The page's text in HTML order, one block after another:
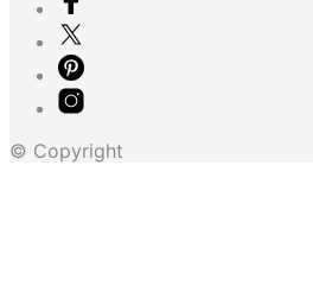
© Copyright